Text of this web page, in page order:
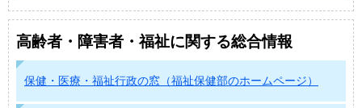
高齢者・障害者・福祉に関する総合情報
保健・医療・福祉行政の窓（福祉保健部のホームページ）